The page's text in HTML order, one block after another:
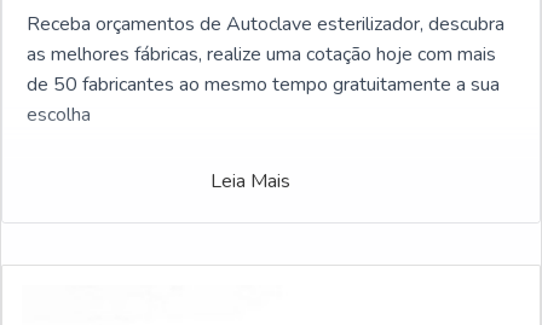
Receba orçamentos de Autoclave esterilizador, descubra
as melhores fábricas, realize uma cotação hoje com mais
de 50 fabricantes ao mesmo tempo gratuitamente a sua
escolha
Leia Mais